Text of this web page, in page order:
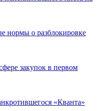
нормы о разблокировке
закупок в первом
«Кванта»